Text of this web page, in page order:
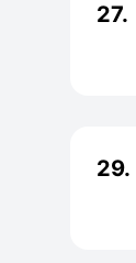
27.
29.